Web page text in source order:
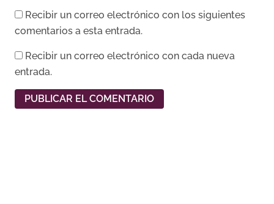
Recibir un correo electrónico con los siguientes
comentarios a esta entrada.
Recibir un correo electrónico con cada nueva
entrada.